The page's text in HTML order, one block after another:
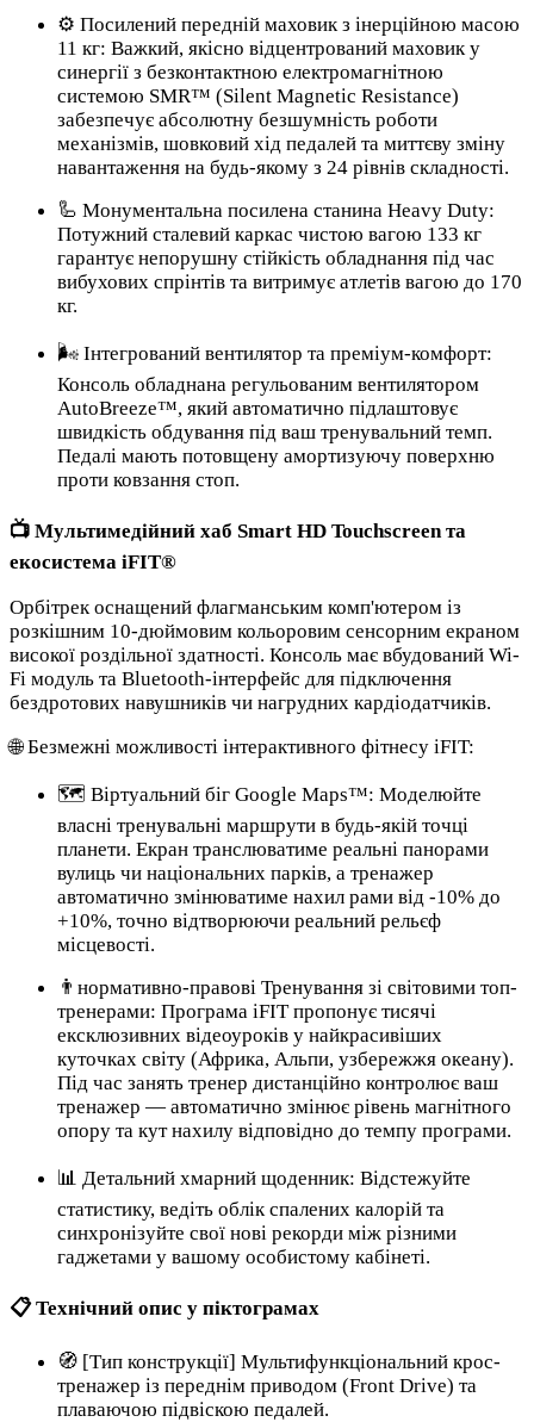
⚙️ Посилений передній маховик з інерційною масою
11 кг: Важкий, якісно відцентрований маховик у
синергії з безконтактною електромагнітною
системою SMR™ (Silent Magnetic Resistance)
забезпечує абсолютну безшумність роботи
механізмів, шовковий хід педалей та миттєву зміну
навантаження на будь-якому з 24 рівнів складності.
🦾 Монументальна посилена станина Heavy Duty:
Потужний сталевий каркас чистою вагою 133 кг
гарантує непорушну стійкість обладнання під час
вибухових спрінтів та витримує атлетів вагою до 170
кг.
🌬️ Інтегрований вентилятор та преміум-комфорт:
Консоль обладнана регульованим вентилятором
AutoBreeze™, який автоматично підлаштовує
швидкість обдування під ваш тренувальний темп.
Педалі мають потовщену амортизуючу поверхню
проти ковзання стоп.
📺 Мультимедійний хаб Smart HD Touchscreen та
екосистема iFIT®
Орбітрек оснащений флагманським комп'ютером із
розкішним 10-дюймовим кольоровим сенсорним екраном
високої роздільної здатності. Консоль має вбудований Wi-
Fi модуль та Bluetooth-інтерфейс для підключення
бездротових навушників чи нагрудних кардіодатчиків.
🌐 Безмежні можливості інтерактивного фітнесу iFIT:
🗺️ Віртуальний біг Google Maps™: Моделюйте
власні тренувальні маршрути в будь-якій точці
планети. Екран транслюватиме реальні панорами
вулиць чи національних парків, а тренажер
автоматично змінюватиме нахил рами від -10% до
+10%, точно відтворюючи реальний рельєф
місцевості.
👨‍нормативно-правові Тренування зі світовими топ-
тренерами: Програма iFIT пропонує тисячі
ексклюзивних відеоуроків у найкрасивіших
куточках світу (Африка, Альпи, узбережжя океану).
Під час занять тренер дистанційно контролює ваш
тренажер — автоматично змінює рівень магнітного
опору та кут нахилу відповідно до темпу програми.
📊 Детальний хмарний щоденник: Відстежуйте
статистику, ведіть облік спалених калорій та
синхронізуйте свої нові рекорди між різними
гаджетами у вашому особистому кабінеті.
📋 Технічний опис у піктограмах
🧭 [Тип конструкції] Мультифункціональний крос-
тренажер із переднім приводом (Front Drive) та
плаваючою підвіскою педалей.